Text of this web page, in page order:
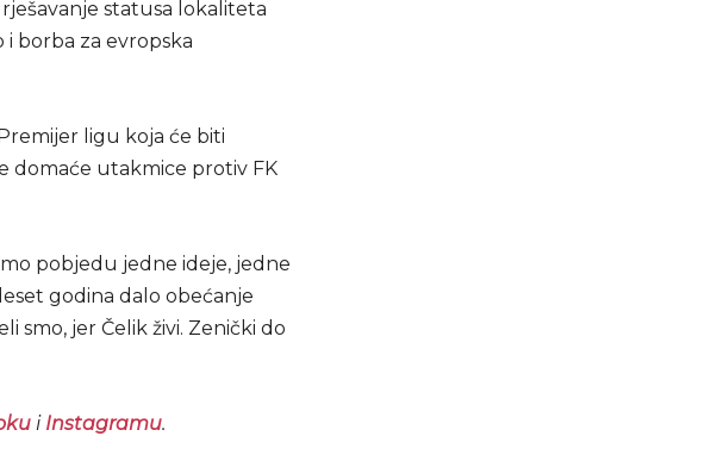
statusa lokaliteta
borba za evropska
ligu koja će biti
domaće utakmice protiv FK
pobjedu jedne ideje, jedne
godina dalo obećanje
smo, jer Čelik živi. Zenički do
i Instagramu.